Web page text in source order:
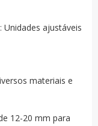
: Unidades ajustáveis
materiais e
12-20 mm para